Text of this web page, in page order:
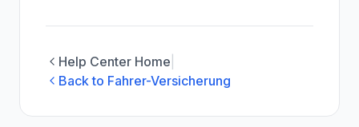
Help Center Home
Back to Fahrer-Versicherung